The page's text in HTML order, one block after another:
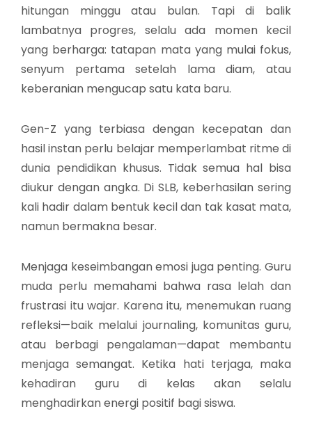
hitungan minggu atau bulan. Tapi di balik
lambatnya progres, selalu ada momen kecil
yang berharga: tatapan mata yang mulai fokus,
senyum pertama setelah lama diam, atau
keberanian mengucap satu kata baru.
Gen-Z yang terbiasa dengan kecepatan dan
hasil instan perlu belajar memperlambat ritme di
dunia pendidikan khusus. Tidak semua hal bisa
diukur dengan angka. Di SLB, keberhasilan sering
kali hadir dalam bentuk kecil dan tak kasat mata,
namun bermakna besar.
Menjaga keseimbangan emosi juga penting. Guru
muda perlu memahami bahwa rasa lelah dan
frustrasi itu wajar. Karena itu, menemukan ruang
refleksi—baik melalui journaling, komunitas guru,
atau berbagi pengalaman—dapat membantu
menjaga semangat. Ketika hati terjaga, maka
kehadiran guru di kelas akan selalu
menghadirkan energi positif bagi siswa.